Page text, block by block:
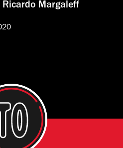
Ricardo Margaleff